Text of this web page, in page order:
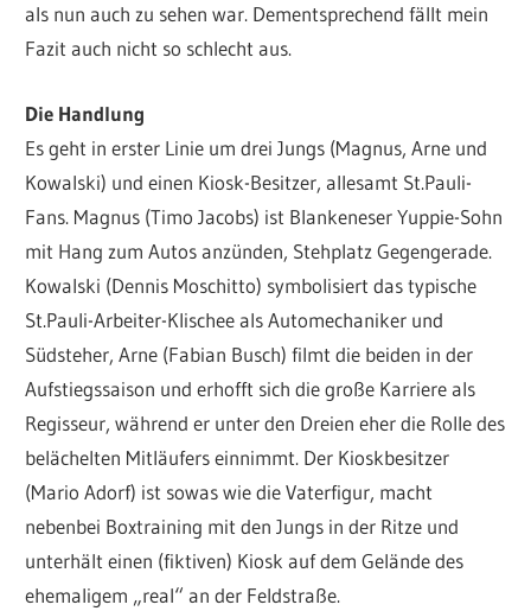
als nun auch zu sehen war. Dementsprechend fällt mein
Fazit auch nicht so schlecht aus.
Die Handlung
Es geht in erster Linie um drei Jungs (Magnus, Arne und
Kowalski) und einen Kiosk-Besitzer, allesamt St.Pauli-
Fans. Magnus (Timo Jacobs) ist Blankeneser Yuppie-Sohn
mit Hang zum Autos anzünden, Stehplatz Gegengerade.
Kowalski (Dennis Moschitto) symbolisiert das typische
St.Pauli-Arbeiter-Klischee als Automechaniker und
Südsteher, Arne (Fabian Busch) filmt die beiden in der
Aufstiegssaison und erhofft sich die große Karriere als
Regisseur, während er unter den Dreien eher die Rolle des
belächelten Mitläufers einnimmt. Der Kioskbesitzer
(Mario Adorf) ist sowas wie die Vaterfigur, macht
nebenbei Boxtraining mit den Jungs in der Ritze und
unterhält einen (fiktiven) Kiosk auf dem Gelände des
ehemaligem „real“ an der Feldstraße.